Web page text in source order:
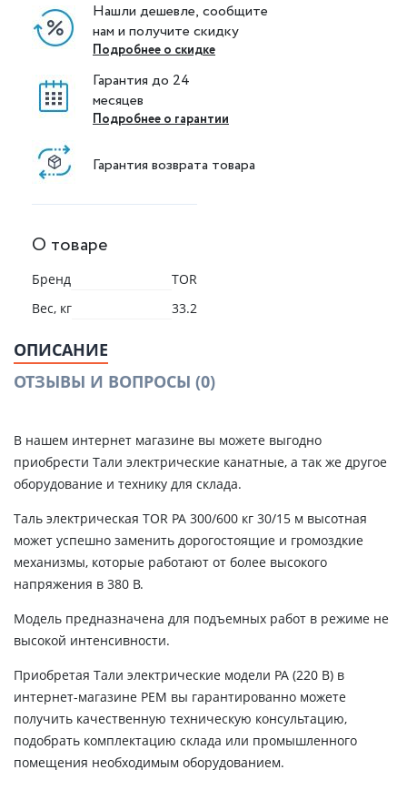
Нашли дешевле, сообщите
нам и получите скидку
Подробнее о скидке
Гарантия до 24
месяцев
Подробнее о гарантии
Гарантия возврата товара
О товаре
Бренд
TOR
Вес, кг
33.2
ОПИСАНИЕ
ОТЗЫВЫ И ВОПРОСЫ (0)
В нашем интернет магазине вы можете выгодно
приобрести Тали электрические канатные, а так же другое
оборудование и технику для склада.
Таль электрическая TOR PA 300/600 кг 30/15 м высотная
может успешно заменить дорогостоящие и громоздкие
механизмы, которые работают от более высокого
напряжения в 380 В.
Модель предназначена для подъемных работ в режиме не
высокой интенсивности.
Приобретая Тали электрические модели РА (220 В) в
интернет-магазине РЕМ вы гарантированно можете
получить качественную техническую консультацию,
подобрать комплектацию склада или промышленного
помещения необходимым оборудованием.